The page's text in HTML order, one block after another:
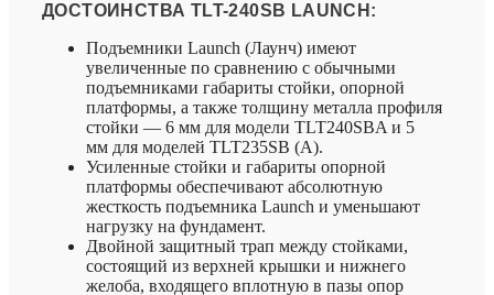
ДОСТОИНСТВА TLT-240SB LAUNCH:
Подъемники Launch (Лаунч) имеют
увеличенные по сравнению с обычными
подъемниками габариты стойки, опорной
платформы, а также толщину металла профиля
стойки — 6 мм для модели TLT240SBA и 5
мм для моделей TLT235SB (A).
Усиленные стойки и габариты опорной
платформы обеспечивают абсолютную
жесткость подъемника Launch и уменьшают
нагрузку на фундамент.
Двойной защитный трап между стойками,
состоящий из верхней крышки и нижнего
желоба, входящего вплотную в пазы опор